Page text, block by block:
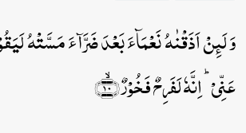
وَ لَئِنۡ اَذَقۡنٰہُ نَعۡمَآءَ بَعۡدَ ضَرَّآءَ مَسَّتۡہُ
عَنِّیۡ ؕ اِنَّہٗ لَفَرِحٌ فَخُوۡرٌ ﴿ۙ۱۰﴾